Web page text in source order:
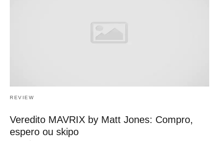
REVIEW
Veredito MAVRIX by Matt Jones: Compro,
espero ou skipo